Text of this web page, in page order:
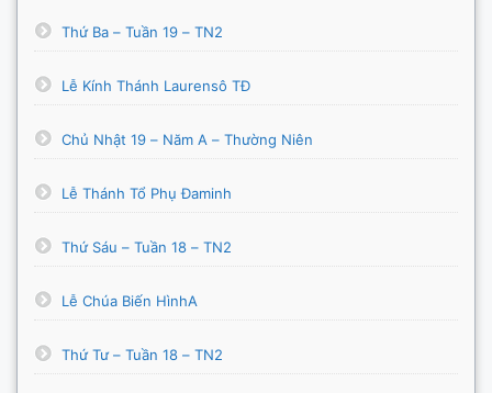
Thứ Ba – Tuần 19 – TN2
Lễ Kính Thánh Laurensô TĐ
Chủ Nhật 19 – Năm A – Thường Niên
Lễ Thánh Tổ Phụ Đaminh
Thứ Sáu – Tuần 18 – TN2
Lễ Chúa Biến HìnhA
Thứ Tư – Tuần 18 – TN2